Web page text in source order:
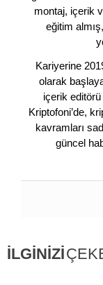
montaj, içerik
eğitim
Kariyerine
olarak
içerik editörü
Kriptofoni’de,
kavramları
güncel
İLGİNİZİ